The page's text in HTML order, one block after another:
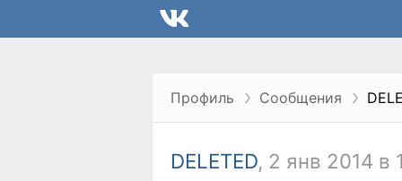
Профиль Сообщения
DELETED, 2 янв 2014 в